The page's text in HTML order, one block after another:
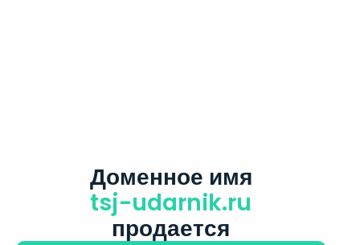
Доменное имя
tsj-udarnik.ru
продается